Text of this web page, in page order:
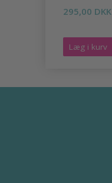
295,00 DKK
Læg i kurv